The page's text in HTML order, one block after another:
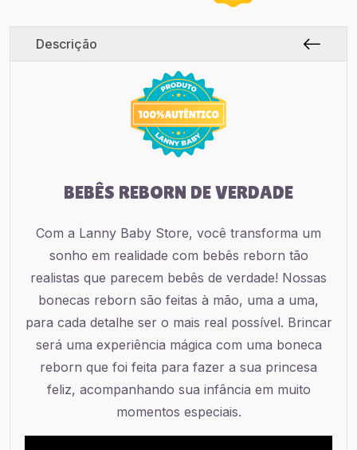
Descrição
BEBÊS REBORN DE VERDADE
Com a Lanny Baby Store, você transforma um
sonho em realidade com bebês reborn tão
realistas que parecem bebês de verdade! Nossas
bonecas reborn são feitas à mão, uma a uma,
para cada detalhe ser o mais real possível. Brincar
será uma experiência mágica com uma boneca
reborn que foi feita para fazer a sua princesa
feliz, acompanhando sua infância em muito
momentos especiais.